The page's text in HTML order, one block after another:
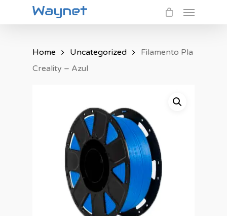
Menu
Home Uncategorized
Filamento Pla
Creality – Azul